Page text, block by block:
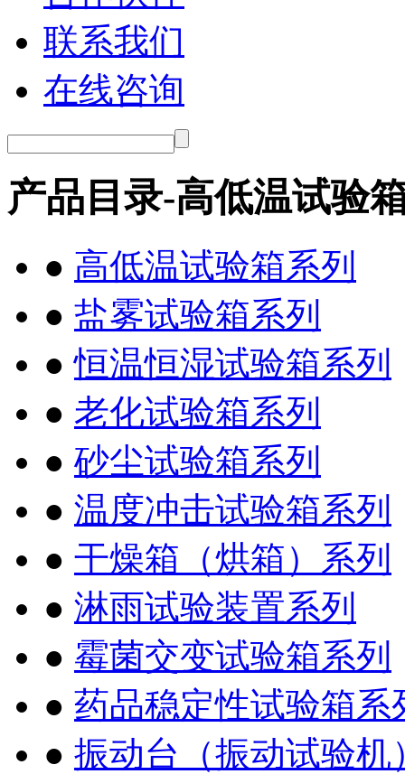
联系我们
在线咨询
产品目录-高低温试验
● 高低温试验箱系列
● 盐雾试验箱系列
●恒温恒湿试验箱系列
● 老化试验箱系列
● 砂尘试验箱系列
● 温度冲击试验箱系列
● 干燥箱（烘箱）系列
● 淋雨试验装置系列
● 霉菌交变试验箱系列
● 药品稳定性试验箱系
● 振动台（振动试验机